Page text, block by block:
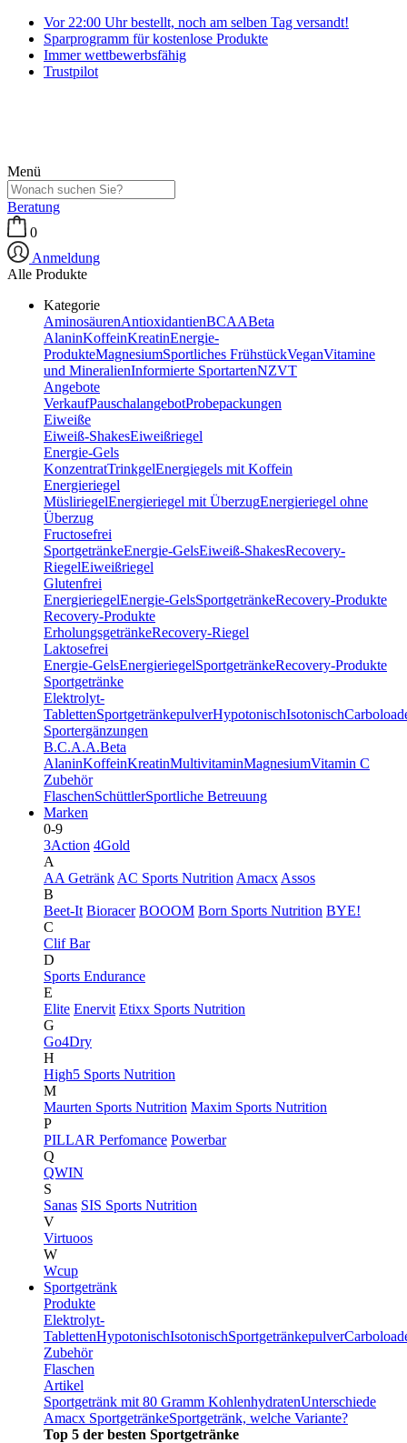
Vor 22:00 Uhr bestellt, noch am selben Tag versandt!
Sparprogramm für kostenlose Produkte
Immer wettbewerbsfähig
Trustpilot
Menü
Beratung
0
Anmeldung
Alle Produkte
Kategorie
AminosäurenAntioxidantienBCAABeta
AlaninKoffeinKreatinEnergie-
ProdukteMagnesiumSportliches FrühstückVeganVitamine
und MineralienInformierte SportartenNZVT
Angebote
VerkaufPauschalangebotProbepackungen
Eiweiße
Eiweiß-ShakesEiweißriegel
Energie-Gels
KonzentratTrinkgelEnergiegels mit Koffein
Energieriegel
MüsliriegelEnergieriegel mit ÜberzugEnergieriegel ohne
Überzug
Fructosefrei
SportgetränkeEnergie-GelsEiweiß-ShakesRecovery-
RiegelEiweißriegel
Glutenfrei
EnergieriegelEnergie-GelsSportgetränkeRecovery-Produkte
Recovery-Produkte
ErholungsgetränkeRecovery-Riegel
Laktosefrei
Energie-GelsEnergieriegelSportgetränkeRecovery-Produkte
Sportgetränke
Elektrolyt-
TablettenSportgetränkepulverHypotonischIsotonisch
Sportergänzungen
B.C.A.A.Beta
AlaninKoffeinKreatinMultivitaminMagnesiumVitamin C
Zubehör
FlaschenSchüttlerSportliche Betreuung
Marken
0-9
3Action 4Gold
A
AA Getränk AC Sports Nutrition Amacx Assos
B
Beet-It Bioracer BOOOM Born Sports Nutrition BYE!
C
Clif Bar
D
Sports Endurance
E
Elite Enervit Etixx Sports Nutrition
G
Go4Dry
H
High5 Sports Nutrition
M
Maurten Sports Nutrition Maxim Sports Nutrition
P
PILLAR Perfomance Powerbar
Q
QWIN
S
Sanas SIS Sports Nutrition
V
Virtuoos
W
Wcup
Sportgetränk
Produkte
Elektrolyt-
TablettenHypotonischIsotonischSportgetränkepulver
Zubehör
Flaschen
Artikel
Sportgetränk mit 80 Gramm KohlenhydratenUnterschiede
Amacx SportgetränkeSportgetränk, welche Variante?
Top 5 der besten Sportgetränke